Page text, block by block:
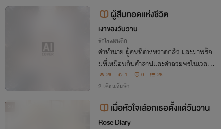
ผู้สืบทอดแห่งชีวิต
เงาของวันวาน
รักโรแมนติก
คำทำนาย ผู้คนที่ต่างหวาดกลัว และมาพร้อ
มที่เหมือนกับคำสาปและคำอวยพรในเวลาเ
ดียวกัน
29 1 0 26
2 เดือนที่แล้ว
เมื่อหัวใจเลือกเธอตั้งแต่วันวาน
Rose Diary